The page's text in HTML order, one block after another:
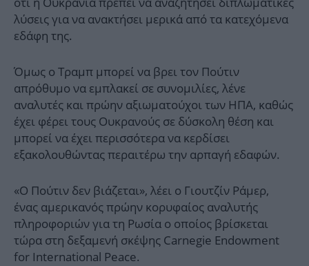
λύσεις για να ανακτήσει μερικά από τα κατεχόμενα
εδάφη της.
Όμως ο Τραμπ μπορεί να βρει τον Πούτιν
απρόθυμο να εμπλακεί σε συνομιλίες, λένε
αναλυτές και πρώην αξιωματούχοι των ΗΠΑ, καθώς
έχει φέρει τους Ουκρανούς σε δύσκολη θέση και
μπορεί να έχει περισσότερα να κερδίσει
εξακολουθώντας περαιτέρω την αρπαγή εδαφών.
«Ο Πούτιν δεν βιάζεται», λέει ο Γιουτζίν Ράμερ,
ένας αμερικανός πρώην κορυφαίος αναλυτής
πληροφοριών για τη Ρωσία ο οποίος βρίσκεται
τώρα στη δεξαμενή σκέψης Carnegie Endowment
for International Peace.